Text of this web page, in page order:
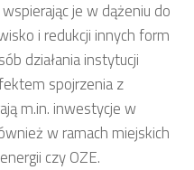
je w dążeniu do
i redukcji innych form
działania instytucji
spojrzenia z
m.in. inwestycje w
w ramach miejskich
czy OZE.